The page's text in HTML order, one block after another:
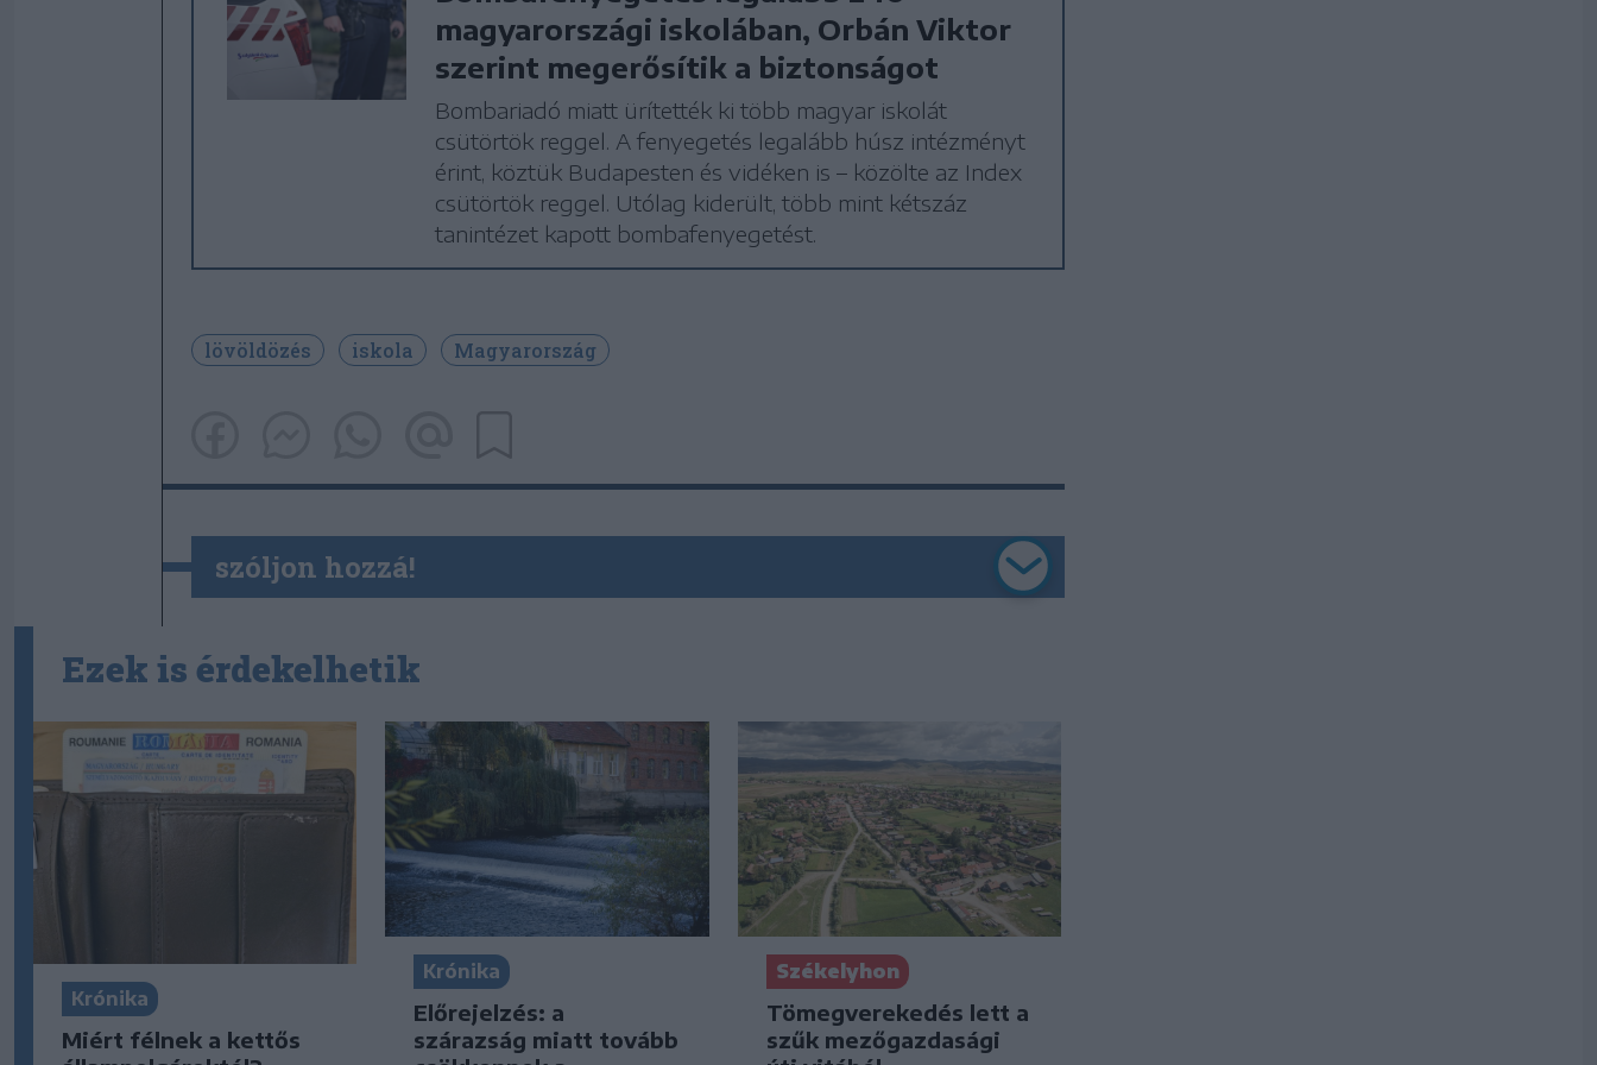
magyarországi iskolában, Orbán Viktor
szerint megerősítik a biztonságot
Bombariadó miatt ürítették ki több magyar iskolát
csütörtök reggel. A fenyegetés legalább húsz intézményt
érint, köztük Budapesten és vidéken is – közölte az Index
csütörtök reggel. Utólag kiderült, több mint kétszáz
tanintézet kapott bombafenyegetést.
lövöldözés iskola Magyarország
szóljon hozzá!
Ezek is érdekelhetik
Krónika
Miért félnek a kettős
Krónika
Előrejelzés: a
szárazság miatt tovább
Székelyhon
Tömegverekedés lett a
szűk mezőgazdasági